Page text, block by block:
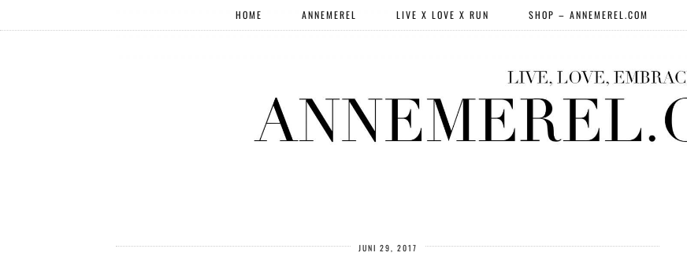
HOME ANNEMEREL LIVE X LOVE X RUN SHOP – ANNEMEREL.COM
JUNI 29, 2017